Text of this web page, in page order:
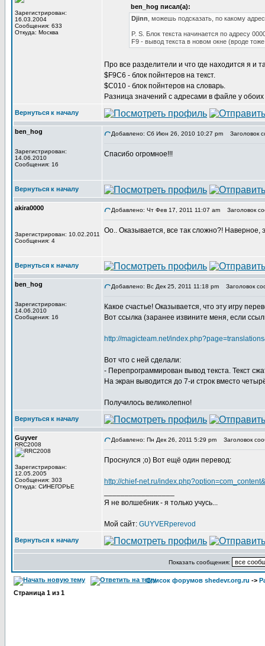
Зарегистрирован:
16.03.2004
Сообщения: 633
Откуда: Москва
ben_hog писал(а):
Djinn , можешь подсказать, по какому
P. S. Блок текста начинается по адресу
F9 - вывод текста в новом окне (вроде
Про все разделители и что где находится я и
$F9C6 - блок пойнтеров на текст.
$C010 - блок пойнтеров на словарь.
Разница значений с адресами в файле у
Вернуться к началу
ben_hog
Зарегистрирован:
14.06.2010
Сообщения: 16
Добавлено: Сб Июн 26, 2010 10:27 pm Заголовок
Спасибо огромное!!!
Вернуться к началу
akira0000
Зарегистрирован: 10.02.2011
Сообщения: 4
Добавлено: Чт Фев 17, 2011 11:07 am Заголовок
Оо.. Оказывается, все так сложно?! Наверное,
Вернуться к началу
ben_hog
Зарегистрирован:
14.06.2010
Сообщения: 16
Добавлено: Вс Дек 25, 2011 11:18 pm Заголовок
Какое счастье! Оказывается, что эту игру
Вот ссылка (заранее извините меня, если
http://magicteam.net/
Вот что с ней сделали:
- Перепрограммирован вывод текста. Текст
На экран выводится до 7-и строк вместо
Получилось великолепно!
Вернуться к началу
Guyver
RRC2008
Зарегистрирован:
12.05.2005
Сообщения: 303
Откуда: СИНЕГОРЬЕ
Добавлено: Пн Дек 26, 2011 5:29 pm Заголовок
Проснулся ;о) Вот ещё один перевод:
http://chief-net.ru/
Я не волшебник - я только учусь...
Мой сайт: GUYVERperevod
Вернуться к началу
Показать сообщения:
Список форумов shedevr.org.ru ->
Страница 1 из 1